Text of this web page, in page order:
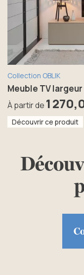
Collection OBLIK
Meuble TV largeur
À partir de 1
Découvrir ce produit